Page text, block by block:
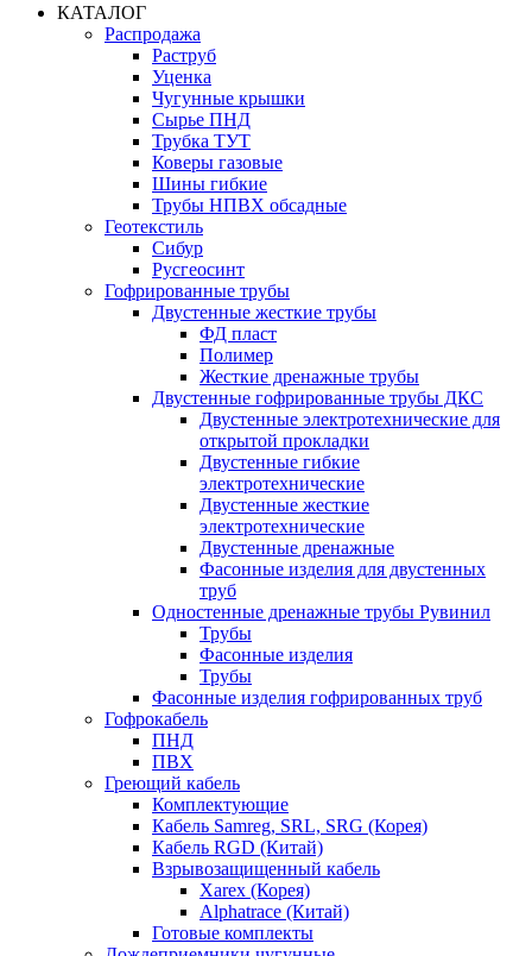
КАТАЛОГ
Распродажа
Раструб
Уценка
Чугунные крышки
Сырье ПНД
Трубка ТУТ
Коверы газовые
Шины гибкие
Трубы НПВХ обсадные
Геотекстиль
Сибур
Русгеосинт
Гофрированные трубы
Двустенные жесткие трубы
ФД пласт
Полимер
Жесткие дренажные трубы
Двустенные гофрированные трубы ДКС
Двустенные электротехнические для
открытой прокладки
Двустенные гибкие
электротехнические
Двустенные жесткие
электротехнические
Двустенные дренажные
Фасонные изделия для двустенных
труб
Одностенные дренажные трубы Рувинил
Трубы
Фасонные изделия
Трубы
Фасонные изделия гофрированных труб
Гофрокабель
ПНД
ПВХ
Греющий кабель
Комплектующие
Кабель Samreg, SRL, SRG (Корея)
Кабель RGD (Китай)
Взрывозащищенный кабель
Xarex (Корея)
Alphatrace (Китай)
Готовые комплекты